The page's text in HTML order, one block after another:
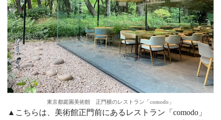
東京都庭園美術館 正門横のレストラン「comodo」
▲こちらは、美術館正門前にあるレストラン「comodo」